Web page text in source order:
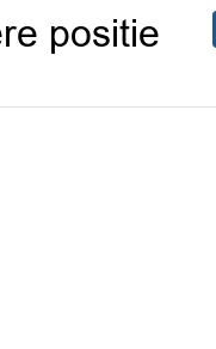
positie